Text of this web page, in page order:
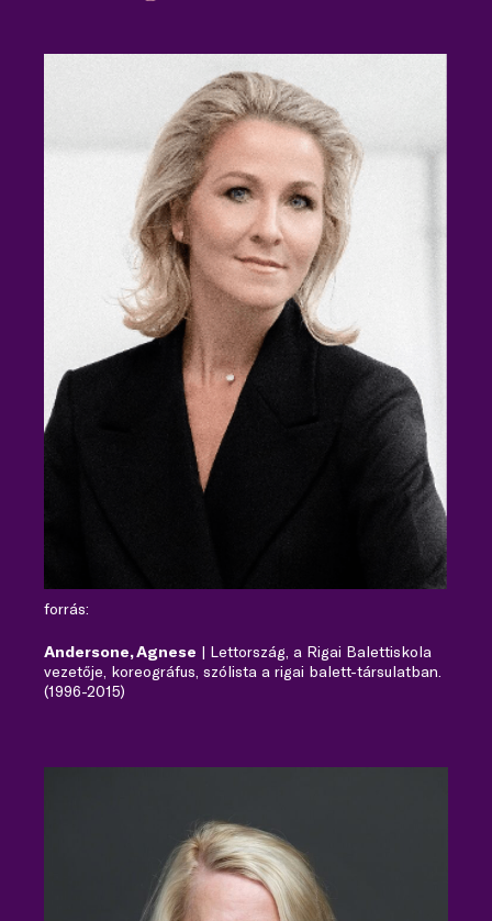
forrás:
Andersone, Agnese | Lettország, a Rigai Balettiskola
vezetője, koreográfus, szólista a rigai balett-társulatban.
(1996-2015)